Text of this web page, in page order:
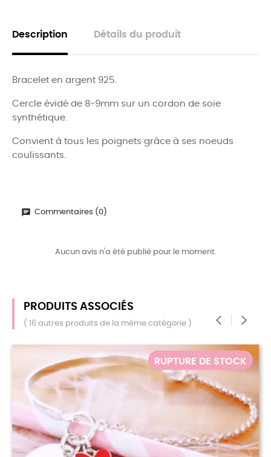
Description Détails du produit
Bracelet en argent 925.
Cercle évidé de 8-9mm sur un cordon de soie
synthétique.
Convient à tous les poignets grâce à ses noeuds
coulissants.
Commentaires (0)
Aucun avis n'a été publié pour le moment.
PRODUITS ASSOCIÉS
( 16 autres produits de la même catégorie )
‹ ›